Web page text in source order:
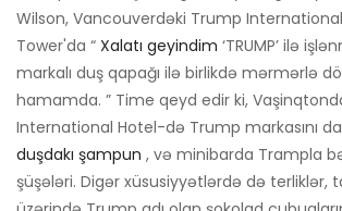
Wilson, Vancouverdəki Trump
Tower'da “ Xalatı geyindim ‘TRUMP’ ilə
markalı duş qapağı ilə birlikdə mərmərlə
hamamda. ” Time qeyd edir ki,
International Hotel-də Trump markasını
duşdakı şampun , və minibarda Trampla
şüşələri. Digər xüsusiyyətlərdə də terliklər,